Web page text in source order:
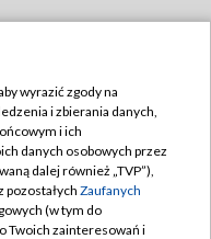
wyrazić zgody na
i zbierania danych,
i ich
danych osobowych przez
dalej również „TVP”),
pozostałych Zaufanych
(w tym do
Twoich zainteresowań i